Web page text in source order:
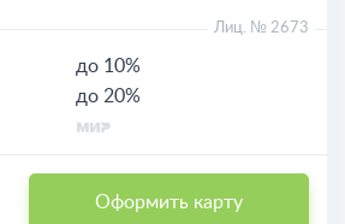
Лиц. № 2673
до 10%
до 20%
Оформить карту